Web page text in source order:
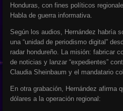
Honduras, con fines políticos
Habla de guerra informativa.
Según los audios, Hernández habría
una “unidad de periodismo digital”
radar hondureño. La misión: fabricar
de noticias y lanzar “expedientes”
Claudia Sheinbaum y el mandatario
En otra grabación, Hernández afirma
dólares a la operación regional: